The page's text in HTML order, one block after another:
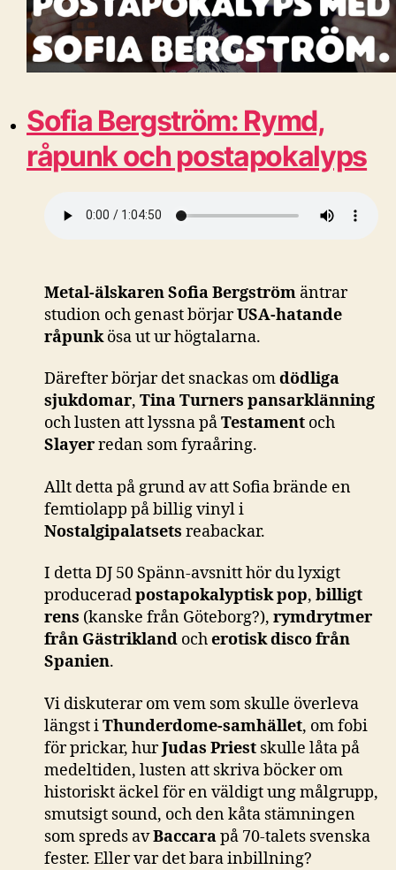
Sofia Bergström: Rymd,
råpunk och postapokalyps
Metal-älskaren Sofia Bergström äntrar
studion och genast börjarUSA-hatande
råpunkösa ut ur högtalarna.
Därefter börjar det snackas omdödliga
sjukdomar, Tina Turners pansarklänning
och lusten att lyssna påTestament och
Slayerredan som fyraåring.
Allt detta på grund av att Sofia brände en
femtiolapp på billig vinyl i
Nostalgipalatsets reabackar.
I detta DJ 50 Spänn-avsnitt hör du lyxigt
produceradpostapokalyptisk pop, billigt
rens (kanske från Göteborg?), rymdrytmer
från Gästrikland ocherotisk disco från
Spanien.
Vi diskuterar om vem som skulle överleva
längst iThunderdome-samhället, om fobi
för prickar, hurJudas Priest skulle låta på
medeltiden, lusten att skriva böcker om
historiskt äckel för en väldigt ung målgrupp,
smutsigt sound, och den kåta stämningen
som spreds avBaccarapå 70-talets svenska
fester. Eller var det bara inbillning?